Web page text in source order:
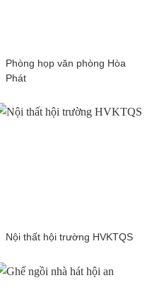
Phòng họp văn phòng Hòa
Phát
Nội thất hội trường HVKTQS